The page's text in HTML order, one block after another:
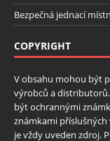
Bezpečná jednací
COPYRIGHT
V obsahu mohou být
výrobců a
být ochrannými
známkami
je vždy uveden zdroj.